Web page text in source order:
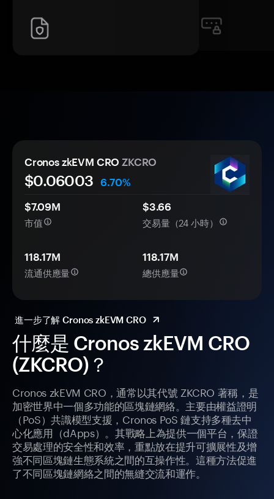
什麼是 Cronos zkEVM CRO
(ZKCRO)？
Cronos zkEVM CRO，通常以其代號 ZKCRO 著稱，是
加密世界中一個多功能的區塊鏈網絡。主要由權益證明
（PoS）共識模型支援，Cronos PoS 鏈支持多種去中
心化應用（dApps）。其戰略上為提供一個平台，保證
交易處理的安全性和效率，重點放在提升可擴展性及增
強不同區塊鏈生態系統之間的互操作性。這種方法促進
了不同區塊鏈網絡之間的無縫交流和運作。
Cronos zkEVM CRO ZKCRO
$0.06003
6.70%
$7.09M
市值
$3.66
交易量（24 小時）
118.17M
流通供應量
118.17M
總供應量
進一步了解 Cronos zkEVM CRO